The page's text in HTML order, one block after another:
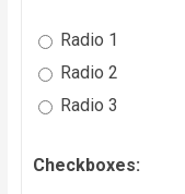
Radio 1
Radio 2
Radio 3
Checkboxes: